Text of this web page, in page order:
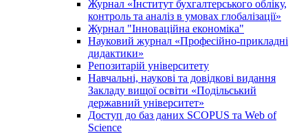
Журнал «Інститут бухгалтерського обліку,
контроль та аналіз в умовах глобалізації»
Журнал "Інноваційна економіка"
Науковий журнал «Професійно-прикладні
дидактики»
Репозитарій університету
Навчальні, наукові та довідкові видання
Закладу вищої освіти «Подільський
державний університет»
Доступ до баз даних SCOPUS та Web of
Science